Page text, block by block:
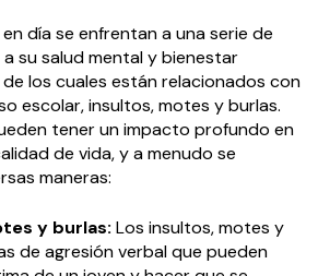
día se enfrentan a una serie de
su salud mental y bienestar
los cuales están relacionados con
escolar, insultos, motes y burlas.
tener un impacto profundo en
de vida, y a menudo se
maneras:
y burlas: Los insultos, motes y
de agresión verbal que pueden